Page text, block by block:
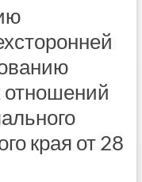
края от 28